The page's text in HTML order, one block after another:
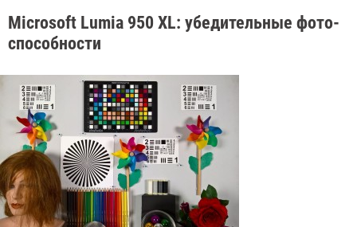
Microsoft Lumia 950 XL: убедительные фото-
способности